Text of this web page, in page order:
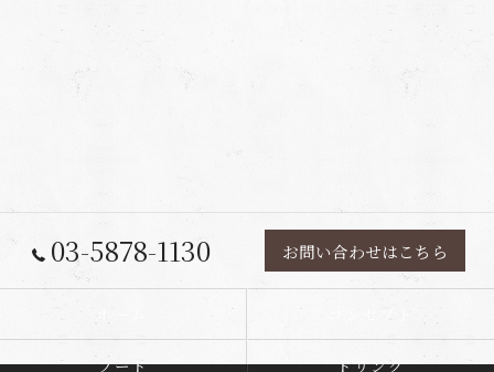
03-5878-1130 お問い合わせはこちら
コンセプト
フード ドリンク